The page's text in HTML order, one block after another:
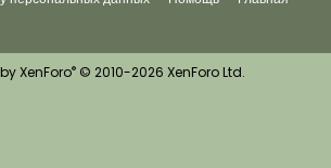
XenForo® © 2010-2026 XenForo Ltd.